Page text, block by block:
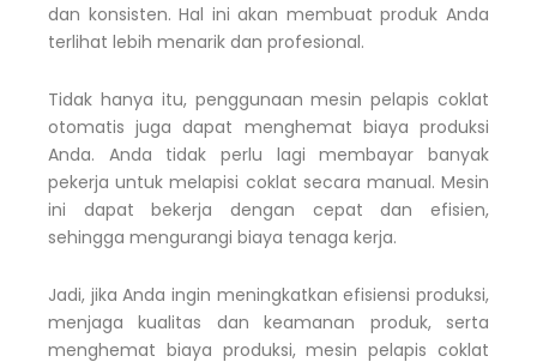
dan konsisten. Hal ini akan membuat produk Anda
terlihat lebih menarik dan profesional.
Tidak hanya itu, penggunaan mesin pelapis coklat
otomatis juga dapat menghemat biaya produksi
Anda. Anda tidak perlu lagi membayar banyak
pekerja untuk melapisi coklat secara manual. Mesin
ini dapat bekerja dengan cepat dan efisien,
sehingga mengurangi biaya tenaga kerja.
Jadi, jika Anda ingin meningkatkan efisiensi produksi,
menjaga kualitas dan keamanan produk, serta
menghemat biaya produksi, mesin pelapis coklat